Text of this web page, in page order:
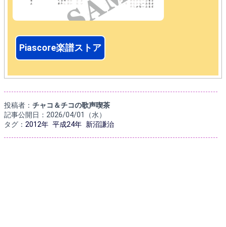
Piascore楽譜ストア
投稿者： チャコ＆チコの歌声喫茶
記事公開日：2026/04/01（水）
タグ： 2012年 平成24年 新沼謙治